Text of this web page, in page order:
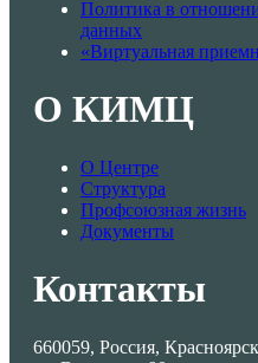
Политика в
данных
«Виртуальная
О КИМЦ
О Центре
Структура
Профсоюзная жизнь
Документы
Контакты
660059, Россия,